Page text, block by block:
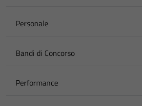
Personale
Bandi di Concorso
Performance